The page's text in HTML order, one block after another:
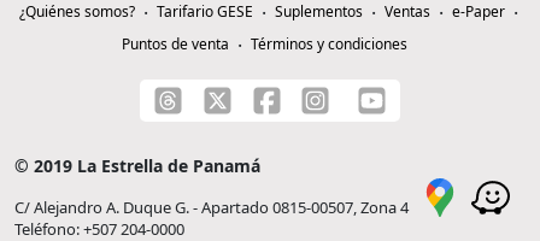
¿Quiénes somos? Tarifario GESE Suplementos Ventas
e-Paper
Puntos de venta
Términos y condiciones
© 2019 La Estrella de Panamá
C/ Alejandro A. Duque G. - Apartado 0815-00507, Zona 4
Teléfono: +507 204-0000